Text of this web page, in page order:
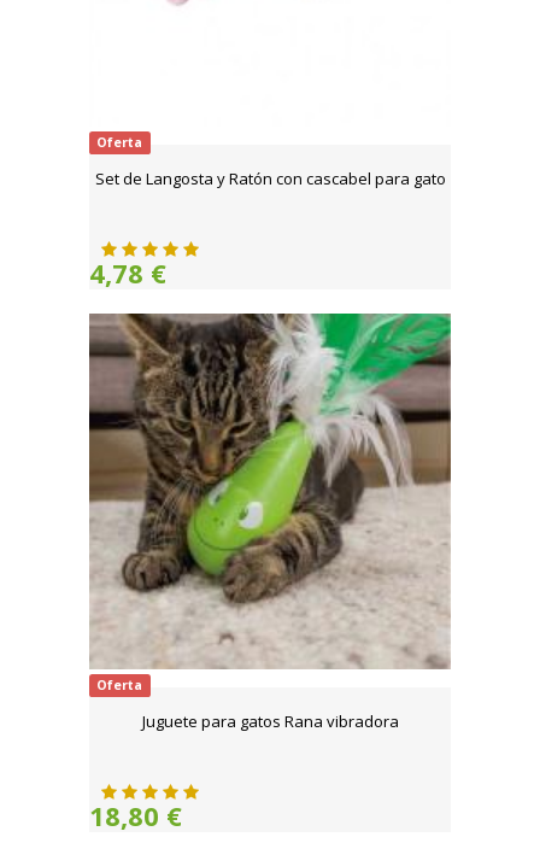
Oferta
Set de Langosta y Ratón con cascabel para gato
4,78 €
Oferta
Juguete para gatos Rana vibradora
18,80 €